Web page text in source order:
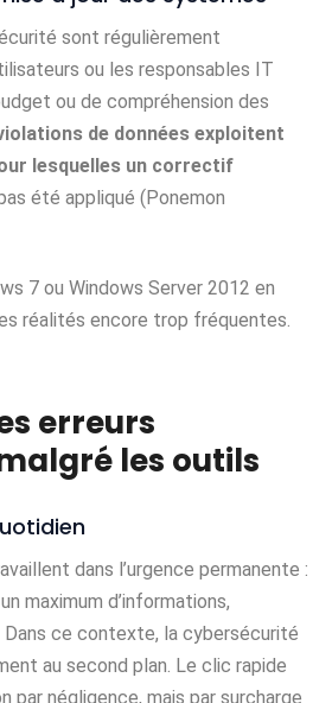
sont régulièrement
ou les responsables IT
ou de compréhension des
de données exploitent
lesquelles un correctif
été appliqué (Ponemon
7 ou Windows Server 2012 en
réalités encore trop fréquentes.
erreurs
les outils
dans l’urgence permanente :
maximum d’informations,
ce contexte, la cybersécurité
au second plan. Le clic rapide
par négligence, mais par surcharge